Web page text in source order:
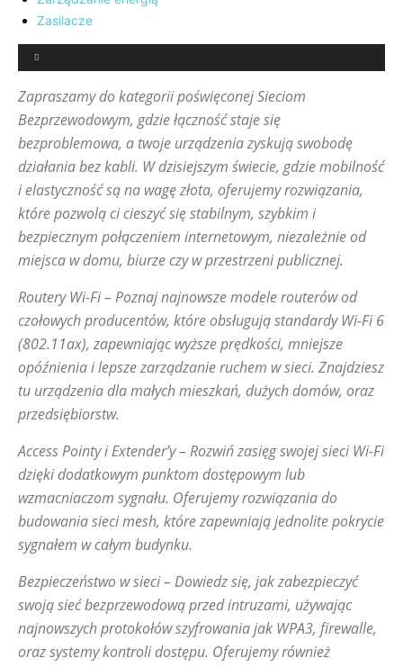
Zasilacze
Zapraszamy do kategorii poświęconej Sieciom
Bezprzewodowym, gdzie łączność staje się
bezproblemowa, a twoje urządzenia zyskują swobodę
działania bez kabli. W dzisiejszym świecie, gdzie mobilność
i elastyczność są na wagę złota, oferujemy rozwiązania,
które pozwolą ci cieszyć się stabilnym, szybkim i
bezpiecznym połączeniem internetowym, niezależnie od
miejsca w domu, biurze czy w przestrzeni publicznej.
Routery Wi-Fi – Poznaj najnowsze modele routerów od
czołowych producentów, które obsługują standardy Wi-Fi 6
(802.11ax), zapewniając wyższe prędkości, mniejsze
opóźnienia i lepsze zarządzanie ruchem w sieci. Znajdziesz
tu urządzenia dla małych mieszkań, dużych domów, oraz
przedsiębiorstw.
Access Pointy i Extender’y – Rozwiń zasięg swojej sieci Wi-Fi
dzięki dodatkowym punktom dostępowym lub
wzmacniaczom sygnału. Oferujemy rozwiązania do
budowania sieci mesh, które zapewniają jednolite pokrycie
sygnałem w całym budynku.
Bezpieczeństwo w sieci – Dowiedz się, jak zabezpieczyć
swoją sieć bezprzewodową przed intruzami, używając
najnowszych protokołów szyfrowania jak WPA3, firewalle,
oraz systemy kontroli dostępu. Oferujemy również